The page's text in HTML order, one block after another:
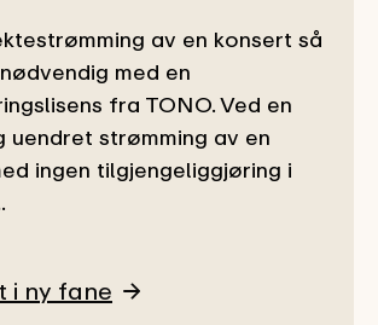
av en konsert så
med en
fra TONO. Ved en
uendret strømming av en
ingen tilgjengeliggjøring i
i ny fane